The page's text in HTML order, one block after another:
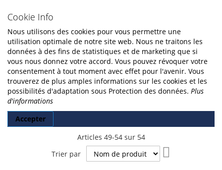
Cookie Info
Nous utilisons des cookies pour vous permettre une
utilisation optimale de notre site web. Nous ne traitons les
données à des fins de statistiques et de marketing que si
vous nous donnez votre accord. Vous pouvez révoquer votre
consentement à tout moment avec effet pour l'avenir. Vous
trouverez de plus amples informations sur les cookies et les
possibilités d'adaptation sous Protection des données. Plus
d'informations
Accepter
Articles 49-54sur 54
Trier par